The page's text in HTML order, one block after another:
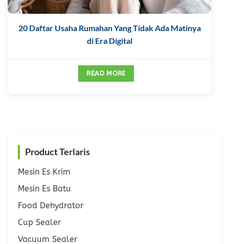
20 Daftar Usaha Rumahan Yang Tidak Ada Matinya
di Era Digital
READ MORE
Product Terlaris
Mesin Es Krim
Mesin Es Batu
Food Dehydrator
Cup Sealer
Vacuum Sealer